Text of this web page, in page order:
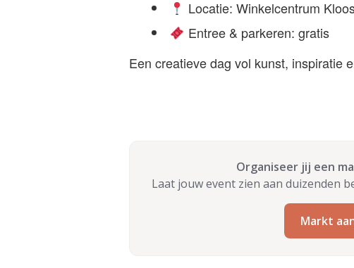
Locatie: Winkelcentrum
Entree & parkeren: gratis
Een creatieve dag vol kunst, inspiratie
Organiseer jij een
Laat jouw event zien aan duizenden
Markt